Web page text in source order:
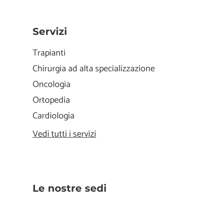
Servizi
Trapianti
Chirurgia ad alta specializzazione
Oncologia
Ortopedia
Cardiologia
Vedi tutti i servizi
Le nostre sedi